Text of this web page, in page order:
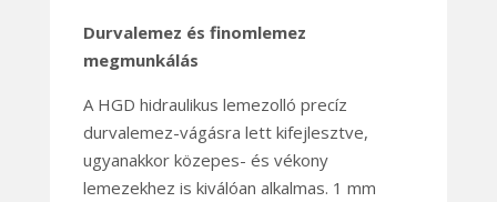
Durvalemez és finomlemez
megmunkálás
A HGD hidraulikus lemezolló precíz
durvalemez-vágásra lett kifejlesztve,
ugyanakkor közepes- és vékony
lemezekhez is kiválóan alkalmas. 1 mm